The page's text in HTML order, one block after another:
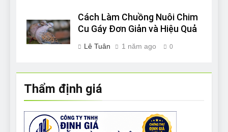
Cách Làm Chuồng Nuôi Chim
Cu Gáy Đơn Giản và Hiệu Quả
Lê Tuân 1 năm ago 0
Thẩm định giá